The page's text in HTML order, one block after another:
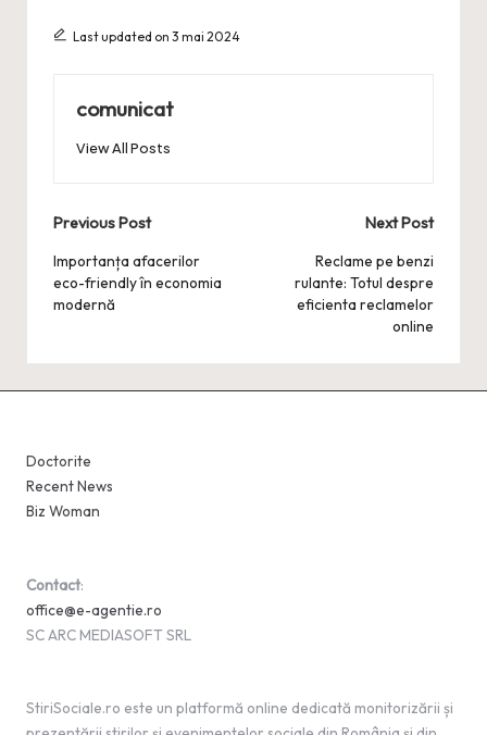
Last updated on 3 mai 2024
comunicat
View All Posts
Post
navigation
Previous Post
Importanța afacerilor
eco-friendly în economia
modernă
Next Post
Reclame pe benzi
rulante: Totul despre
eficienta reclamelor
online
Doctorite
Recent News
Biz Woman
Contact:
office@e-agentie.ro
SC ARC MEDIASOFT SRL
StiriSociale.ro este un platformă online dedicată monitorizării și